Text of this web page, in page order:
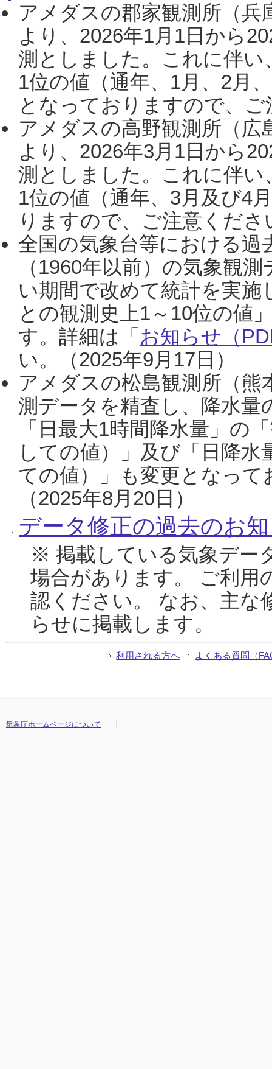
アメダスの郡家観測所（
より、2026年1月1日から
測としました。これに伴い
1位の値（通年、1月、2月
となっておりますので、
アメダスの高野観測所（
より、2026年3月1日から
測としました。これに伴い
1位の値（通年、3月及び4
りますので、ご注意くだ
全国の気象台等における過
（1960年以前）の気象観
い期間で改めて統計を実
との観測史上1～10位の値
す。詳細は「 お知らせ（
い。（2025年9月17日）
アメダスの松島観測所（熊
測データを精査し、降水
「日最大1時間降水量」の
しての値）」及び「日降
ての値）」も変更となっ
（2025年8月20日）
データ修正の過去のお
※ 掲載している気象デー
場合があります。 ご利用
認ください。 なお、主な
らせに掲載します。
利用される方へ よくある質問（
気象庁ホームページについて